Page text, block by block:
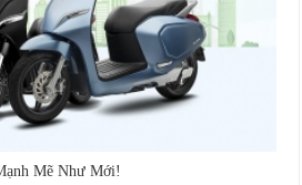
Mẽ Như Mới!